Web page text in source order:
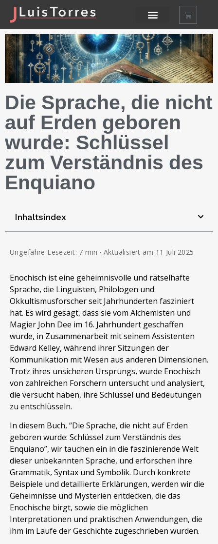
Die Sprache, die nicht
auf Erden geboren
wurde: Schlüssel
zum Verständnis des
Enquiano
Inhaltsindex
Ungefähre Lesezeit: 7 min · Aktualisiert am 11 Juli 2025
Enochisch ist eine geheimnisvolle und rätselhafte
Sprache, die Linguisten, Philologen und
Okkultismusforscher seit Jahrhunderten fasziniert
hat. Es wird gesagt, dass sie vom Alchemisten und
Magier John Dee im 16. Jahrhundert geschaffen
wurde, in Zusammenarbeit mit seinem Assistenten
Edward Kelley, während ihrer Sitzungen der
Kommunikation mit Wesen aus anderen Dimensionen.
Trotz ihres unsicheren Ursprungs, wurde Enochisch
von zahlreichen Forschern untersucht und analysiert,
die versucht haben, ihre Schlüssel und Bedeutungen
zu entschlüsseln.
In diesem Buch, “Die Sprache, die nicht auf Erden
geboren wurde: Schlüssel zum Verständnis des
Enquiano”, wir tauchen ein in die faszinierende Welt
dieser unbekannten Sprache, und erforschen ihre
Grammatik, Syntax und Symbolik. Durch konkrete
Beispiele und detaillierte Erklärungen, werden wir die
Geheimnisse und Mysterien entdecken, die das
Enochische birgt, sowie die möglichen
Interpretationen und praktischen Anwendungen, die
ihm im Laufe der Geschichte zugeschrieben wurden.